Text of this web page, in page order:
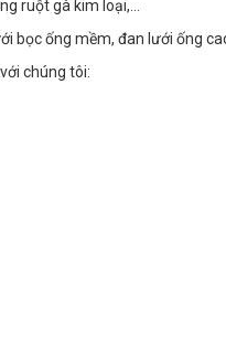
ruột gà kim loại,...
bọc ống mềm, đan lưới ống
chúng tôi: